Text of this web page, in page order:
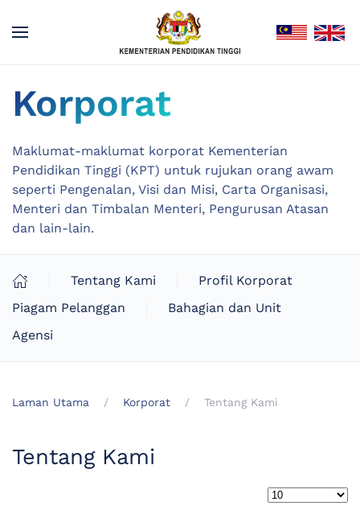
Korporat
Maklumat-maklumat korporat Kementerian
Pendidikan Tinggi (KPT) untuk rujukan orang awam
seperti Pengenalan, Visi dan Misi, Carta Organisasi,
Menteri dan Timbalan Menteri, Pengurusan Atasan
dan lain-lain.
Tentang Kami
Profil Korporat
Piagam Pelanggan
Bahagian dan Unit
Agensi
Laman Utama Korporat Tentang Kami
Tentang Kami